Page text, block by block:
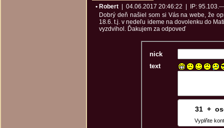
• Robert | 04.06.2017 20:46:22 | IP:
Dobrý deň našiel som si Vás na webe, že
18.6. t.j. v nedeľu ideme na dovolenku do
vyzdvihol. Ďakujem za odpoveď
nick
text
31 +
Vyplňte